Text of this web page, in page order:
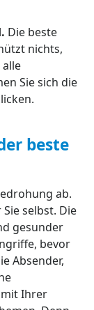
Die beste
nichts,
Sie sich die
beste
ab.
selbst. Die
gesunder
bevor
Absender,
Ihrer